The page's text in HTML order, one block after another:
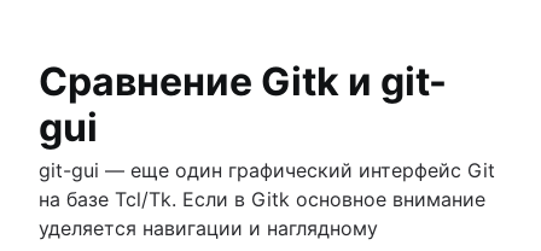
Сравнение Gitk и git-
gui
git-gui — еще один графический интерфейс Git
на базе Tcl/Tk. Если в Gitk основное внимание
уделяется навигации и наглядному